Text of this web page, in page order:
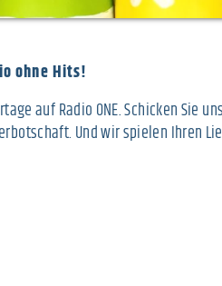
ohne Hits!
auf Radio ONE. Schicken Sie uns
Und wir spielen Ihren